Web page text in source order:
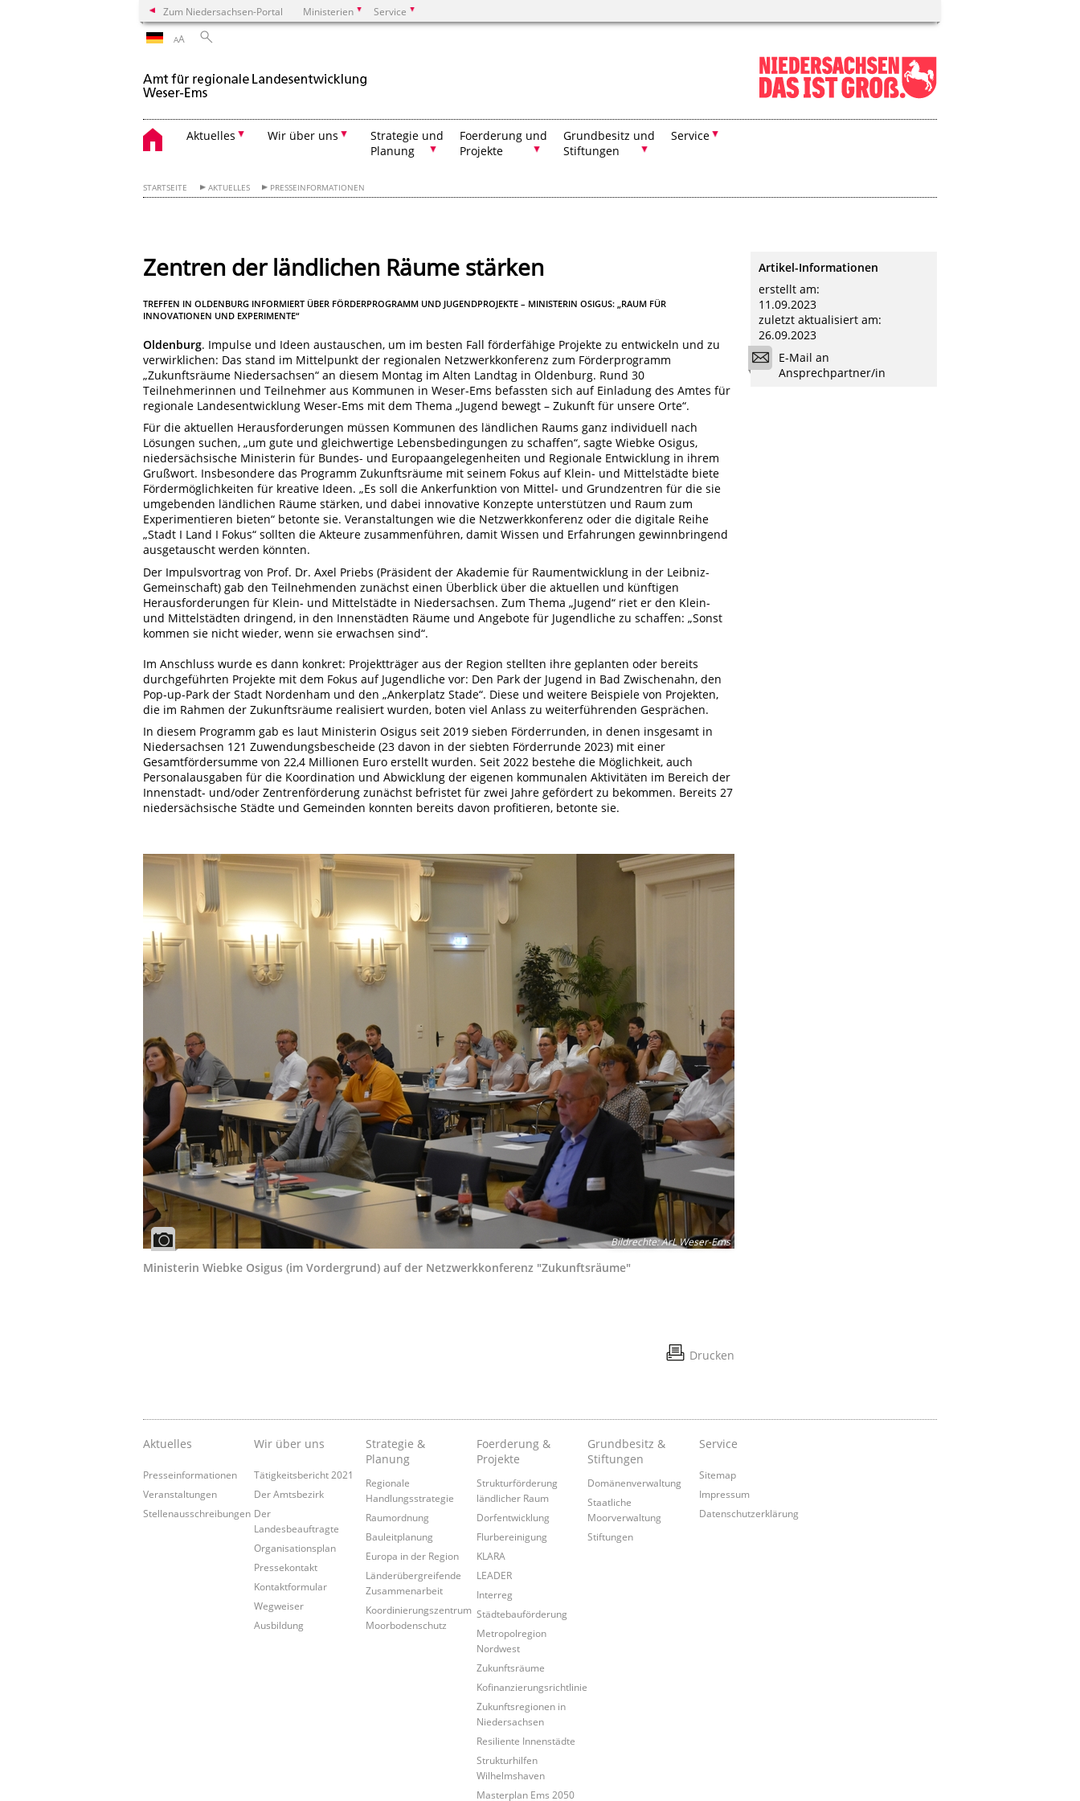
Zum Niedersachsen-Portal Ministerien Service
AA
Aktuelles Wir über uns
Strategie und
Planung
Foerderung und
Projekte
Grundbesitz und
Stiftungen
Service
STARTSEITE AKTUELLES PRESSEINFORMATIONEN
Zentren der ländlichen Räume stärken
TREFFEN IN OLDENBURG INFORMIERT ÜBER FÖRDERPROGRAMM UND JUGENDPROJEKTE – MINISTERIN OSIGUS: „RAUM FÜR
INNOVATIONEN UND EXPERIMENTE“
Oldenburg. Impulse und Ideen austauschen, um im besten Fall förderfähige Projekte zu entwickeln und zu
verwirklichen: Das stand im Mittelpunkt der regionalen Netzwerkkonferenz zum Förderprogramm
„Zukunftsräume Niedersachsen“ an diesem Montag im Alten Landtag in Oldenburg. Rund 30
Teilnehmerinnen und Teilnehmer aus Kommunen in Weser-Ems befassten sich auf Einladung des Amtes für
regionale Landesentwicklung Weser-Ems mit dem Thema „Jugend bewegt – Zukunft für unsere Orte“.
Für die aktuellen Herausforderungen müssen Kommunen des ländlichen Raums ganz individuell nach
Lösungen suchen, „um gute und gleichwertige Lebensbedingungen zu schaffen“, sagte Wiebke Osigus,
niedersächsische Ministerin für Bundes- und Europaangelegenheiten und Regionale Entwicklung in ihrem
Grußwort. Insbesondere das Programm Zukunftsräume mit seinem Fokus auf Klein- und Mittelstädte biete
Fördermöglichkeiten für kreative Ideen. „Es soll die Ankerfunktion von Mittel- und Grundzentren für die sie
umgebenden ländlichen Räume stärken, und dabei innovative Konzepte unterstützen und Raum zum
Experimentieren bieten“ betonte sie. Veranstaltungen wie die Netzwerkkonferenz oder die digitale Reihe
„Stadt I Land I Fokus“ sollten die Akteure zusammenführen, damit Wissen und Erfahrungen gewinnbringend
ausgetauscht werden könnten.
Der Impulsvortrag von Prof. Dr. Axel Priebs (Präsident der Akademie für Raumentwicklung in der Leibniz-
Gemeinschaft) gab den Teilnehmenden zunächst einen Überblick über die aktuellen und künftigen
Herausforderungen für Klein- und Mittelstädte in Niedersachsen. Zum Thema „Jugend“ riet er den Klein-
und Mittelstädten dringend, in den Innenstädten Räume und Angebote für Jugendliche zu schaffen: „Sonst
kommen sie nicht wieder, wenn sie erwachsen sind“.
Im Anschluss wurde es dann konkret: Projektträger aus der Region stellten ihre geplanten oder bereits
durchgeführten Projekte mit dem Fokus auf Jugendliche vor: Den Park der Jugend in Bad Zwischenahn, den
Pop-up-Park der Stadt Nordenham und den „Ankerplatz Stade“. Diese und weitere Beispiele von Projekten,
die im Rahmen der Zukunftsräume realisiert wurden, boten viel Anlass zu weiterführenden Gesprächen.
In diesem Programm gab es laut Ministerin Osigus seit 2019 sieben Förderrunden, in denen insgesamt in
Niedersachsen 121 Zuwendungsbescheide (23 davon in der siebten Förderrunde 2023) mit einer
Gesamtfördersumme von 22,4 Millionen Euro erstellt wurden. Seit 2022 bestehe die Möglichkeit, auch
Personalausgaben für die Koordination und Abwicklung der eigenen kommunalen Aktivitäten im Bereich der
Innenstadt- und/oder Zentrenförderung zunächst befristet für zwei Jahre gefördert zu bekommen. Bereits 27
niedersächsische Städte und Gemeinden konnten bereits davon profitieren, betonte sie.
Bildrechte:ArL Weser-Ems
Ministerin Wiebke Osigus (im Vordergrund) auf der Netzwerkkonferenz "Zukunftsräume"
Drucken
Artikel-Informationen
erstellt am:
11.09.2023
zuletzt aktualisiert am:
26.09.2023
E-Mail an
Ansprechpartner/in
Aktuelles
Presseinformationen
Veranstaltungen
Stellenausschreibungen
Wir über uns
Tätigkeitsbericht 2021
Der Amtsbezirk
Der
Landesbeauftragte
Organisationsplan
Pressekontakt
Kontaktformular
Wegweiser
Ausbildung
Strategie &
Planung
Regionale
Handlungsstrategie
Raumordnung
Bauleitplanung
Europa in der Region
Länderübergreifende
Zusammenarbeit
Koordinierungszentrum
Moorbodenschutz
Foerderung &
Projekte
Strukturförderung
ländlicher Raum
Dorfentwicklung
Flurbereinigung
KLARA
LEADER
Interreg
Städtebauförderung
Metropolregion
Nordwest
Zukunftsräume
Kofinanzierungsrichtlinie
Zukunftsregionen in
Niedersachsen
Resiliente Innenstädte
Strukturhilfen
Wilhelmshaven
Masterplan Ems 2050
Grundbesitz &
Stiftungen
Domänenverwaltung
Staatliche
Moorverwaltung
Stiftungen
Service
Sitemap
Impressum
Datenschutzerklärung